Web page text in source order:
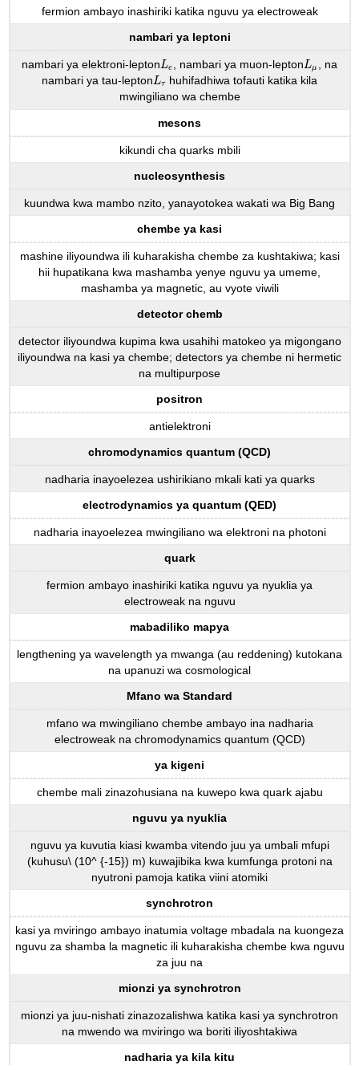
fermion ambayo inashiriki katika nguvu ya electroweak
nambari ya leptoni
nambari ya elektroni-lepton Le
Le , nambari ya muon-lepton Lμ
Lμ
, na
nambari ya tau-leptonLτ
Lτ huhifadhiwa tofauti katika kila
mwingiliano wa chembe
mesons
kikundi cha quarks mbili
nucleosynthesis
kuundwa kwa mambo nzito, yanayotokea wakati wa Big Bang
chembe ya kasi
mashine iliyoundwa ili kuharakisha chembe za kushtakiwa; kasi
hii hupatikana kwa mashamba yenye nguvu ya umeme,
mashamba ya magnetic, au vyote viwili
detector chemb
detector iliyoundwa kupima kwa usahihi matokeo ya migongano
iliyoundwa na kasi ya chembe; detectors ya chembe ni hermetic
na multipurpose
positron
antielektroni
chromodynamics quantum (QCD)
nadharia inayoelezea ushirikiano mkali kati ya quarks
electrodynamics ya quantum (QED)
nadharia inayoelezea mwingiliano wa elektroni na photoni
quark
fermion ambayo inashiriki katika nguvu ya nyuklia ya
electroweak na nguvu
mabadiliko mapya
lengthening ya wavelength ya mwanga (au reddening) kutokana
na upanuzi wa cosmological
Mfano wa Standard
mfano wa mwingiliano chembe ambayo ina nadharia
electroweak na chromodynamics quantum (QCD)
ya kigeni
chembe mali zinazohusiana na kuwepo kwa quark ajabu
nguvu ya nyuklia
nguvu ya kuvutia kiasi kwamba vitendo juu ya umbali mfupi
(kuhusu\ (10^ {-15}) m) kuwajibika kwa kumfunga protoni na
nyutroni pamoja katika viini atomiki
synchrotron
kasi ya mviringo ambayo inatumia voltage mbadala na kuongeza
nguvu za shamba la magnetic ili kuharakisha chembe kwa nguvu
za juu na
mionzi ya synchrotron
mionzi ya juu-nishati zinazozalishwa katika kasi ya synchrotron
na mwendo wa mviringo wa boriti iliyoshtakiwa
nadharia ya kila kitu